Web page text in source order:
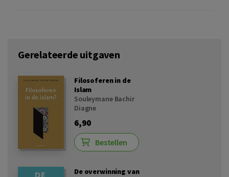
Gerelateerde uitgaven
Filosoferen in de
Islam
Souleymane Bachir
Diagne
6,90
Bestellen
De overwinning van